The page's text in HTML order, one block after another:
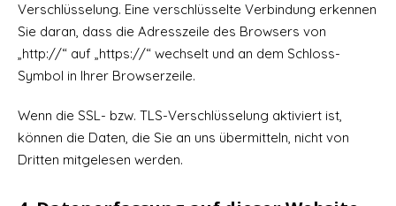
Verschlüsselung. Eine verschlüsselte Verbindung erkennen
Sie daran, dass die Adresszeile des Browsers von
„http://“ auf „https://“ wechselt und an dem Schloss-
Symbol in Ihrer Browserzeile.
Wenn die SSL- bzw. TLS-Verschlüsselung aktiviert ist,
können die Daten, die Sie an uns übermitteln, nicht von
Dritten mitgelesen werden.